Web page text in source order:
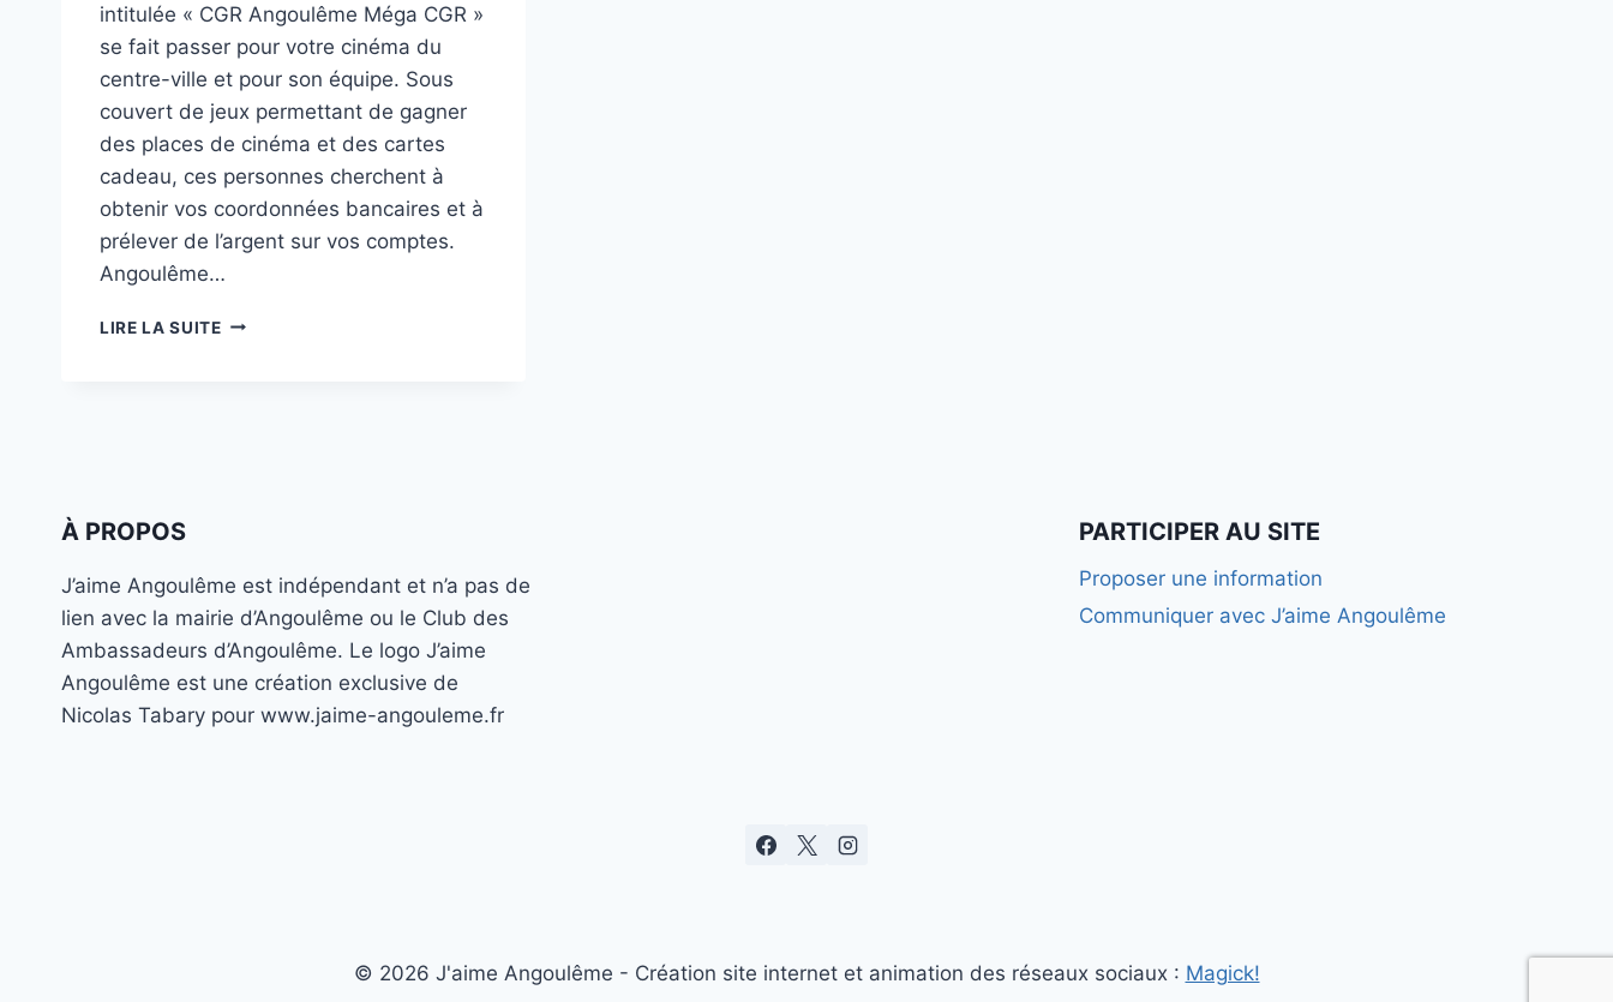
intitulée « CGR Angoulême Méga CGR »
se fait passer pour votre cinéma du
centre-ville et pour son équipe. Sous
couvert de jeux permettant de gagner
des places de cinéma et des cartes
cadeau, ces personnes cherchent à
obtenir vos coordonnées bancaires et à
prélever de l’argent sur vos comptes.
Angoulême…
LIRE LA SUITEMÉGA
À PROPOS
J’aime Angoulême est indépendant et n’a pas de
lien avec la mairie d’Angoulême ou le Club des
Ambassadeurs d’Angoulême. Le logo J’aime
Angoulême est une création exclusive de
Nicolas Tabary pour www.jaime-angouleme.fr
PARTICIPER AU SITE
Proposer une information
Communiquer avec J’aime Angoulême
© 2026 J'aime Angoulême - Création site internet et animation des réseaux sociaux : Magick!